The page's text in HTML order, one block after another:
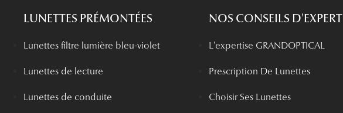
LUNETTES PRÉMONTÉES
Lunettes filtre lumière bleu-violet
Lunettes de lecture
Lunettes de conduite
NOS CONSEILS D'EXPERT
L'expertise GRANDOPTICAL
Prescription De Lunettes
Choisir Ses Lunettes